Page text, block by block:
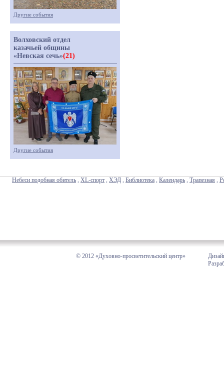
Другие события
Волховский отдел
казачьей общины
«Невская сечь»(21)
Другие события
Небеси подобная обитель , XL-спорт , ХЭД , Библиотека , Календарь , Трапезная ,
© 2012 «Духовно-просветительский центр»